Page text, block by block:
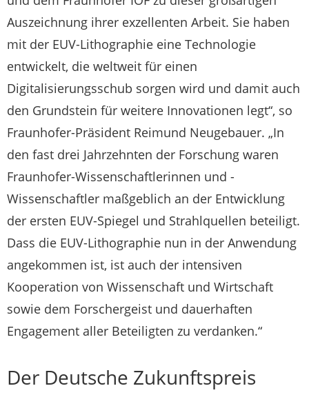
Auszeichnung ihrer exzellenten Arbeit. Sie haben
mit der EUV-Lithographie eine Technologie
entwickelt, die weltweit für einen
Digitalisierungsschub sorgen wird und damit auch
den Grundstein für weitere Innovationen legt“, so
Fraunhofer-Präsident Reimund Neugebauer. „In
den fast drei Jahrzehnten der Forschung waren
Fraunhofer-Wissenschaftlerinnen und -
Wissenschaftler maßgeblich an der Entwicklung
der ersten EUV-Spiegel und Strahlquellen beteiligt.
Dass die EUV-Lithographie nun in der Anwendung
angekommen ist, ist auch der intensiven
Kooperation von Wissenschaft und Wirtschaft
sowie dem Forschergeist und dauerhaften
Engagement aller Beteiligten zu verdanken.“
Der Deutsche Zukunftspreis